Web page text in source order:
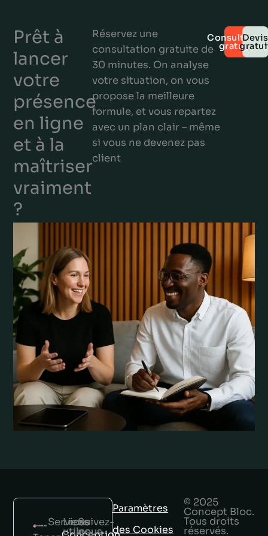
Prêt à
lancer
votre
présence
en ligne
et à la
maîtriser
vraiment
?
Réservez une
consultation gratuite de
30 minutes. On analyse
votre situation, on vous
propose la meilleure
formule, et vous repartez
avec un plan clair – même
si vous ne devenez pas
client
Consultation
gratuite
Devis
Services
Liens
utiles
Suivez-
nous
© 2025
Concept Bloc.
Tous droits
réservés.
Paramètres
des Cookies